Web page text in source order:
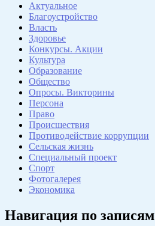
Актуальное
Благоустройство
Власть
Здоровье
Конкурсы. Акции
Культура
Образование
Общество
Опросы. Викторины
Персона
Право
Происшествия
Противодействие коррупции
Сельская жизнь
Специальный проект
Спорт
Фотогалерея
Экономика
Навигация по записям